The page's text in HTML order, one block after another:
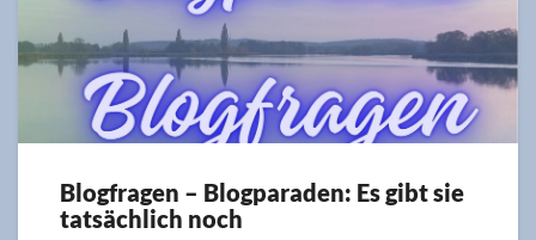
Blogfragen
–
Blogfragen – Blogparaden: Es gibt sie
tatsächlich noch